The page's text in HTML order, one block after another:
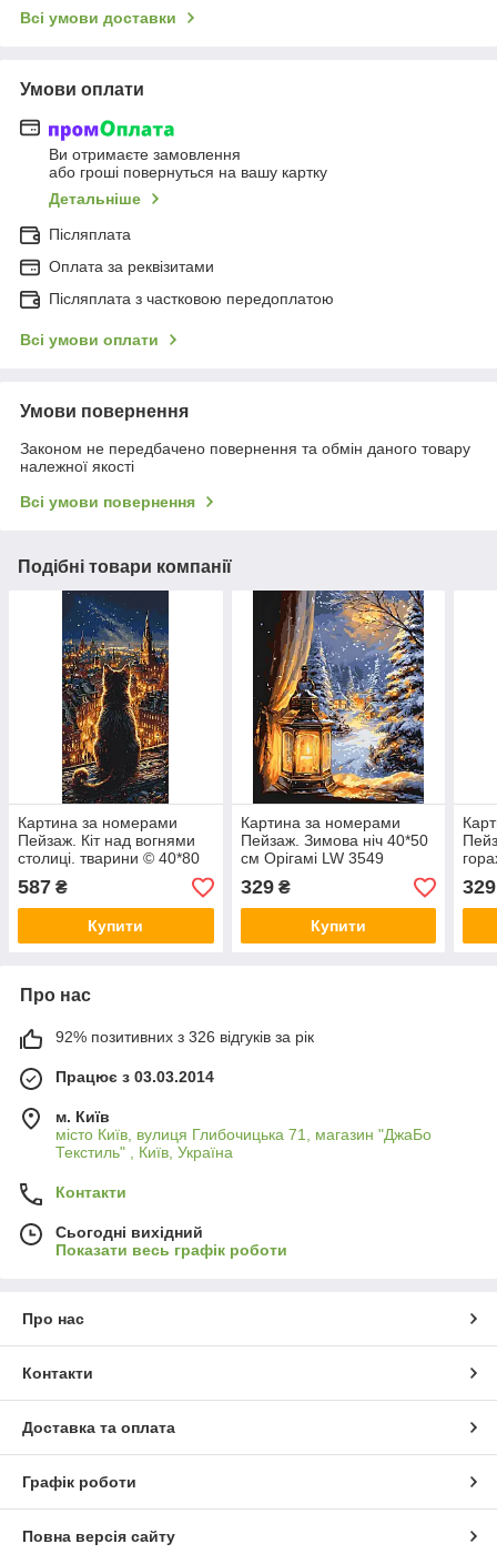
Всі умови доставки
Умови оплати
Ви отримаєте замовлення
або гроші повернуться на вашу картку
Детальніше
Післяплата
Оплата за реквізитами
Післяплата з частковою передоплатою
Всі умови оплати
Умови повернення
Законом не передбачено повернення та обмін даного товару
належної якості
Всі умови повернення
Подібні товари компанії
Картина за номерами
Пейзаж. Кіт над вогнями
столиці. тварини © 40*80
см Орігамі LW 5199
587 ₴
Купити
Картина за номерами
Пейзаж. Зимова ніч 40*50
см Орігамі LW 3549
329₴
Купити
329
Про нас
92% позитивних з 326 відгуків за рік
Працює з 03.03.2014
м. Київ
місто Київ, вулиця Глибочицька 71, магазин "ДжаБо
Текстиль" , Київ, Україна
Контакти
Сьогодні вихідний
Показати весь графік роботи
Про нас
Контакти
Доставка та оплата
Графік роботи
Повна версія сайту